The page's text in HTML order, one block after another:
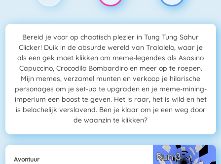
Bereid je voor op chaotisch plezier in Tung Tung Sahur
Clicker! Duik in de absurde wereld van Tralalelo, waar je
als een gek moet klikken om meme-legendes als Asasino
Capuccino, Crocodilo Bombardiro en meer op te roepen.
Mijn memes, verzamel munten en verkoop je hilarische
personages om je set-up te upgraden en je meme-mining-
imperium een boost te geven. Het is raar, het is wild en het
is belachelijk verslavend. Ben je klaar om je een weg door
de waanzin te klikken?
Avontuur